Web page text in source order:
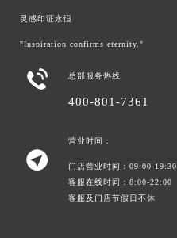
灵感印证永恒
"Inspiration confirms eternity."
 总部服务热线
400-801-7361

营业时间：
门店营业时间：09:00-19:30
客服在线时间：8:00-22:00
客服及门店节假日不休